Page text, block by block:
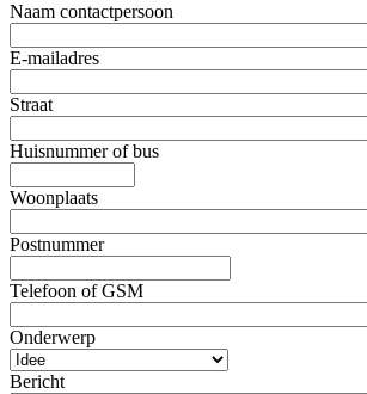
Naam contactpersoon
E-mailadres
Straat
Huisnummer of bus
Woonplaats
Postnummer
Telefoon of GSM
Onderwerp
Bericht